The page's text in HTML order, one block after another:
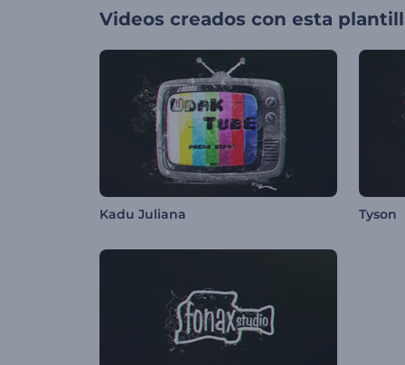
Videos creados con esta
Kadu Juliana Tyson